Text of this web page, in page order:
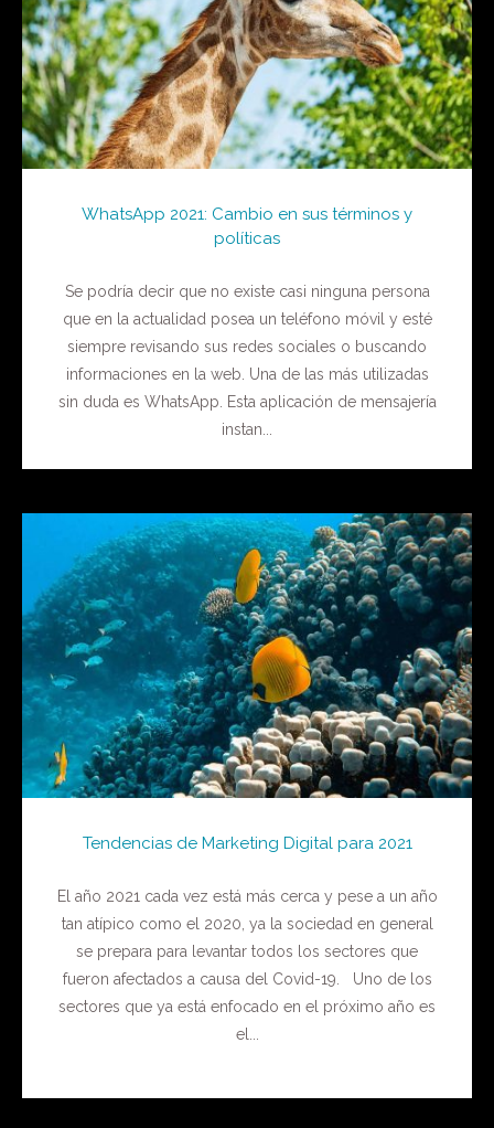
WhatsApp 2021: Cambio en sus términos y
políticas
Se podría decir que no existe casi ninguna persona
que en la actualidad posea un teléfono móvil y esté
siempre revisando sus redes sociales o buscando
informaciones en la web. Una de las más utilizadas
sin duda es WhatsApp. Esta aplicación de mensajería
instan...
Tendencias de Marketing Digital para 2021
El año 2021 cada vez está más cerca y pese a un año
tan atípico como el 2020, ya la sociedad en general
se prepara para levantar todos los sectores que
fueron afectados a causa del Covid-19. Uno de los
sectores que ya está enfocado en el próximo año es
el...